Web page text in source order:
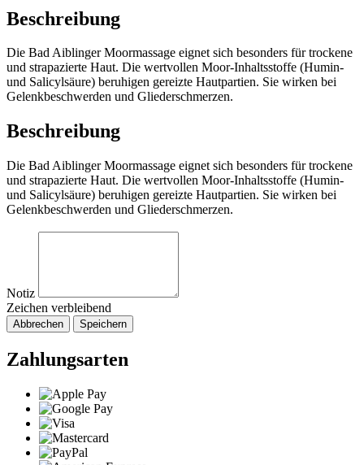
Beschreibung
Die Bad Aiblinger Moormassage eignet sich besonders für trockene
und strapazierte Haut. Die wertvollen Moor-Inhaltsstoffe (Humin-
und Salicylsäure) beruhigen gereizte Hautpartien. Sie wirken bei
Gelenkbeschwerden und Gliederschmerzen.
Beschreibung
Die Bad Aiblinger Moormassage eignet sich besonders für trockene
und strapazierte Haut. Die wertvollen Moor-Inhaltsstoffe (Humin-
und Salicylsäure) beruhigen gereizte Hautpartien. Sie wirken bei
Gelenkbeschwerden und Gliederschmerzen.
Notiz
Zeichen verbleibend
Abbrechen Speichern
Zahlungsarten